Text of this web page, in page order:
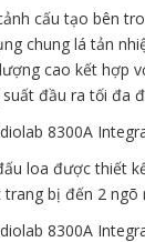
cấu tạo bên
chung lá tản
cao kết hợp
đầu ra tối đa
loa được thiết
bị đến 2 ngõ